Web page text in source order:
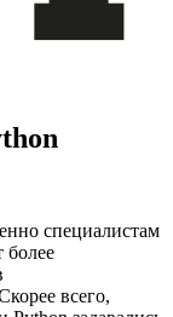
специалистам
более
всего,